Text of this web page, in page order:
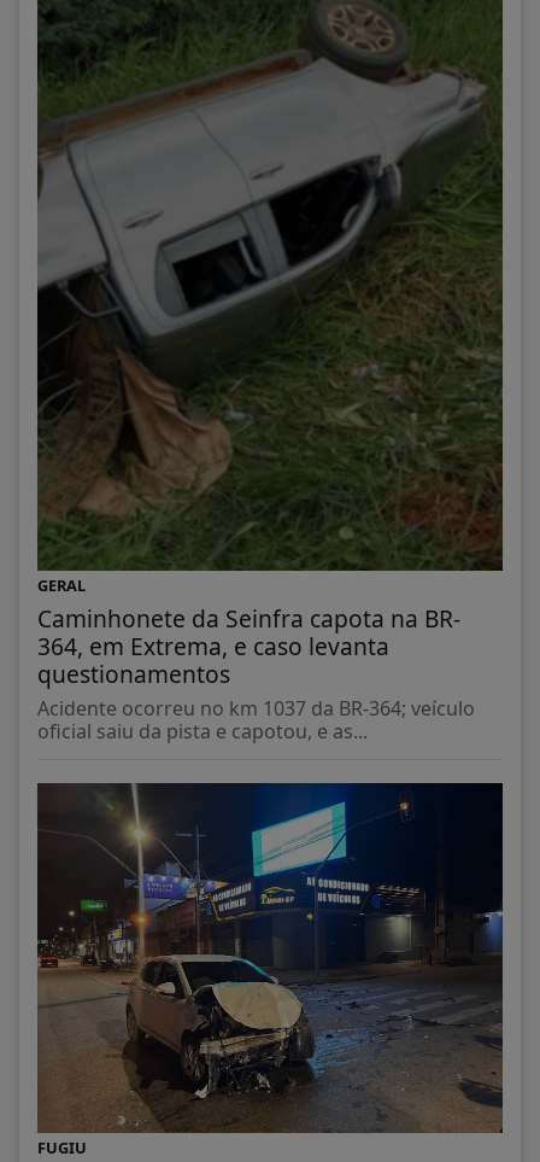
GERAL
Caminhonete da Seinfra capota na BR-
364, em Extrema, e caso levanta
questionamentos
Acidente ocorreu no km 1037 da BR-364; veículo
oficial saiu da pista e capotou, e as...
FUGIU